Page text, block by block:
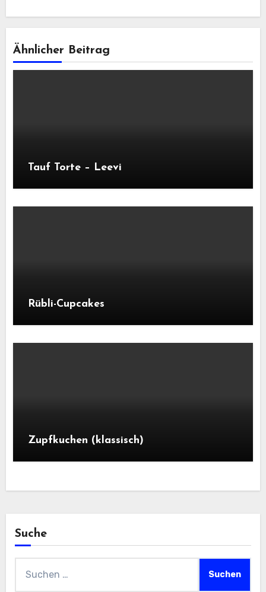
Ähnlicher Beitrag
Tauf Torte – Leevi
Rübli-Cupcakes
Zupfkuchen (klassisch)
Suche